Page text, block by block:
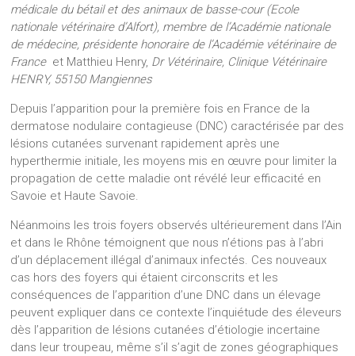
médicale du bétail et des animaux de basse-cour (Ecole
nationale vétérinaire d’Alfort), membre de l’Académie nationale
de médecine, présidente honoraire de l’Académie vétérinaire de
Franceet Matthieu Henry, Dr Vétérinaire, Clinique Vétérinaire
HENRY, 55150 Mangiennes
Depuis l’apparition pour la première fois en France de la
dermatose nodulaire contagieuse (DNC) caractérisée par des
lésions cutanées survenant rapidement après une
hyperthermie initiale, les moyens mis en œuvre pour limiter la
propagation de cette maladie ont révélé leur efficacité en
Savoie et Haute Savoie.
Néanmoins les trois foyers observés ultérieurement dans l’Ain
et dans le Rhône témoignent que nous n’étions pas à l’abri
d’un déplacement illégal d’animaux infectés. Ces nouveaux
cas hors des foyers qui étaient circonscrits et les
conséquences de l’apparition d’une DNC dans un élevage
peuvent expliquer dans ce contexte l’inquiétude des éleveurs
dès l’apparition de lésions cutanées d’étiologie incertaine
dans leur troupeau, même s’il s’agit de zones géographiques